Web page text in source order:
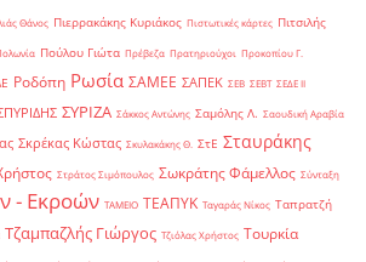
Θάνος Πιερρακάκης Κυριάκος Πιστωτικές κάρτες Πιτσιλής
Πούλου Γιώτα Πρέβεζα Πρατηριούχοι Προκοπίου Γ.
Ροδόπη Ρωσία ΣΑΜΕΕ ΣΑΠΕΚ ΣΕΒ ΣΕΒΤ ΣΕΔΕ ΙΙ
ΣΥΡΙΖΑ Σάκκος Αντώνης Σαμόλης Λ. Σαουδική Αραβία
Σκρέκας Κώστας Σκυλακάκης Θ. ΣτΕ Σταυράκης
Στράτος Σιμόπουλος Σωκράτης Φάμελλος Σύνταξη
- Εκροών ΤΑΜΕΙΟ ΤΕΑΠΥΚ Ταγαράς Νίκος Ταπρατζή
Τζαμπαζλής Γιώργος Τζιόλας Χρήστος Τουρκία